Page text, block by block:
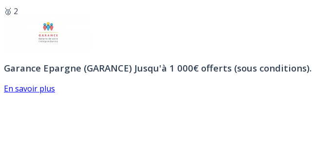
🥈 2
Garance Epargne (GARANCE) Jusqu'à 1 000€ offerts (sous conditions).
En savoir plus